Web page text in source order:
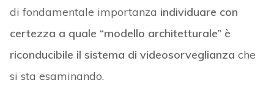
di fondamentale importanza individuare con
certezza a quale “modello architetturale” è
riconducibile il sistema di videosorveglianza che
si sta esaminando.